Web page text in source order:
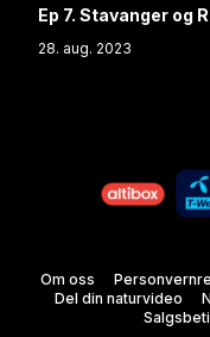
Ep 7. Stavanger og
28. aug. 2023
Om oss
Del din naturvideo